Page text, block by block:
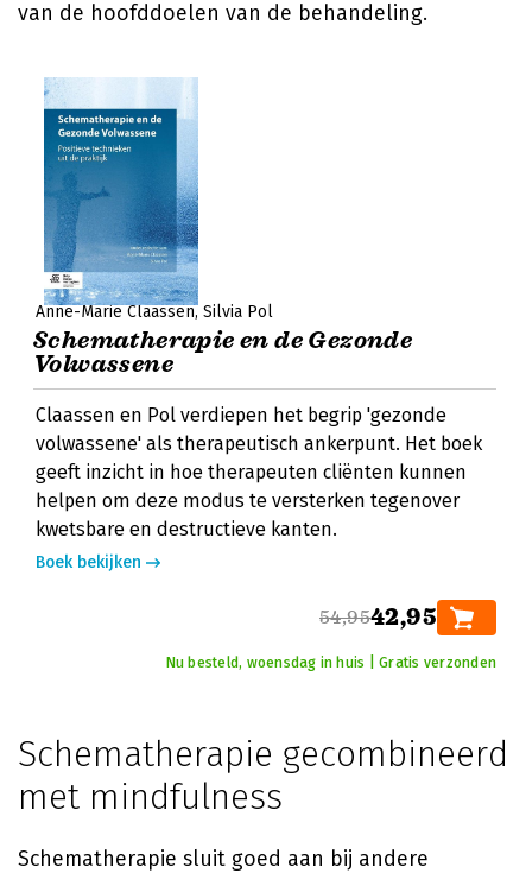
van de hoofddoelen van de behandeling.
Anne-Marie Claassen Silvia Pol
Schematherapie en de Gezonde
Volwassene
Claassen en Pol verdiepen het begrip 'gezonde
volwassene' als therapeutisch ankerpunt. Het boek
geeft inzicht in hoe therapeuten cliënten kunnen
helpen om deze modus te versterken tegenover
kwetsbare en destructieve kanten.
Boek bekijken
54,9542,95
Nu besteld, woensdag in huis | Gratis verzonden
Schematherapie gecombineerd
met mindfulness
Schematherapie sluit goed aan bij andere